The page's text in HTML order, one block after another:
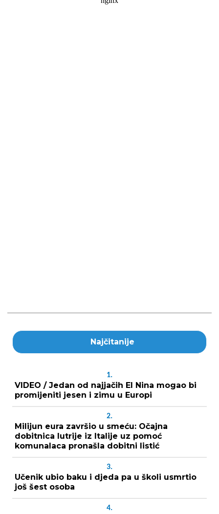
Najčitanije
1.
VIDEO / Jedan od najjačih El Nina mogao bi
promijeniti jesen i zimu u Europi
2.
Milijun eura završio u smeću: Očajna
dobitnica lutrije iz Italije uz pomoć
komunalaca pronašla dobitni listić
3.
Učenik ubio baku i djeda pa u školi usmrtio
još šest osoba
4.